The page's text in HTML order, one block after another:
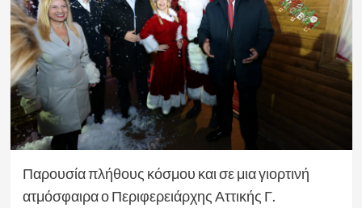
Παρουσία πλήθους κόσμου και σε μια γιορτινή
ατμόσφαιρα ο Περιφερειάρχης Αττικής Γ.